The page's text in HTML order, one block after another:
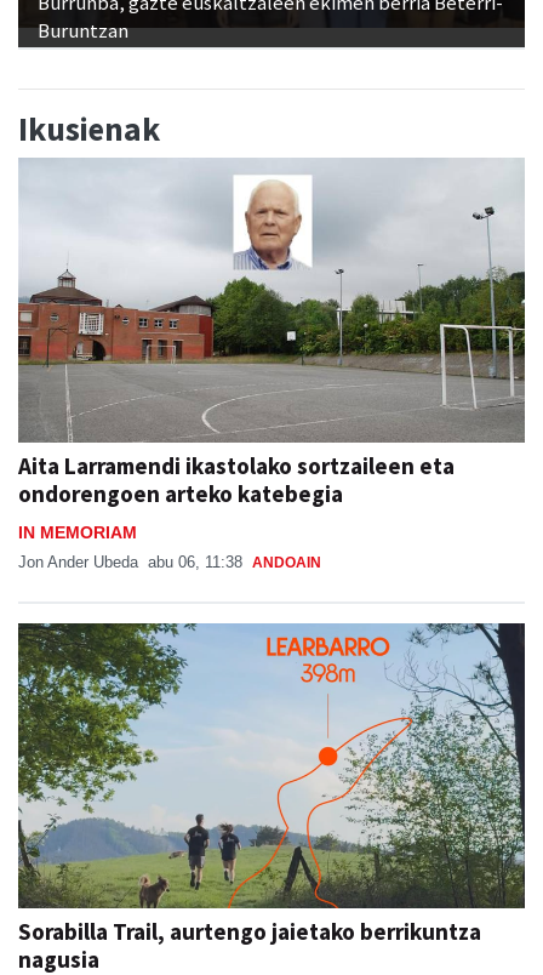
Buruntzan
Ikusienak
Aita Larramendi ikastolako sortzaileen eta
ondorengoen arteko katebegia
IN MEMORIAM
Jon Ander Ubeda abu 06, 11:38 ANDOAIN
Sorabilla Trail, aurtengo jaietako berrikuntza
nagusia